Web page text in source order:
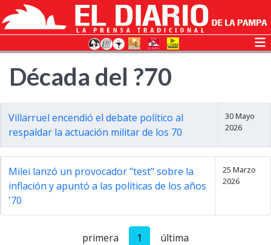
Década del ?70
Villarruel encendió el debate político al
respaldar la actuación militar de los 70
30 Mayo
2026
Milei lanzó un provocador "test" sobre la
inflación y apuntó a las políticas de los años
'70
25 Marzo
2026
primera 1 última